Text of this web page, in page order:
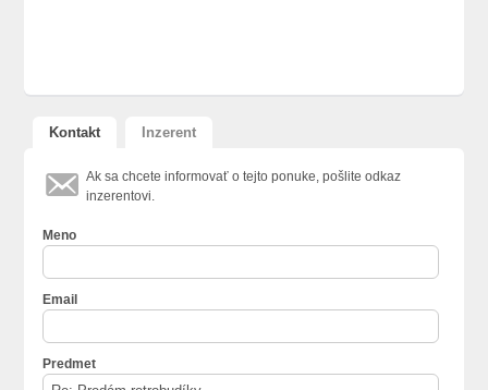
Kontakt Inzerent
Ak sa chcete informovať o tejto ponuke, pošlite odkaz
inzerentovi.
Meno
Email
Predmet